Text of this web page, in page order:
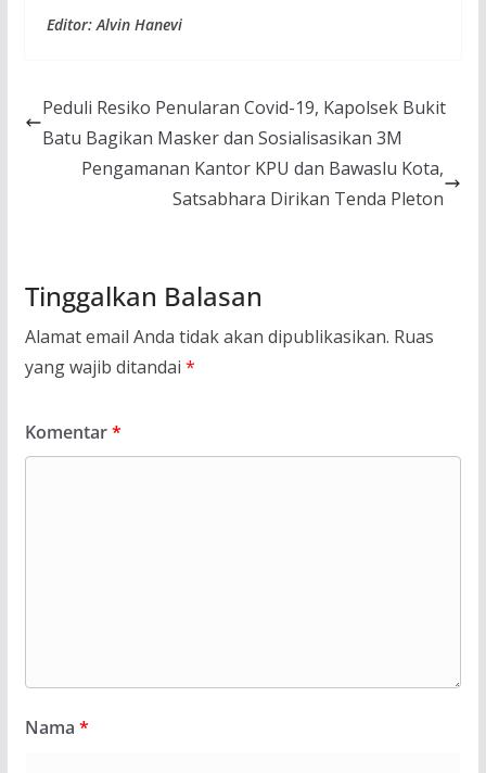
Editor: Alvin Hanevi
Peduli Resiko Penularan Covid-19, Kapolsek Bukit
Batu Bagikan Masker dan Sosialisasikan 3M
Pengamanan Kantor KPU dan Bawaslu Kota,
Satsabhara Dirikan Tenda Pleton
Tinggalkan Balasan
Alamat email Anda tidak akan dipublikasikan. Ruas
yang wajib ditandai *
Komentar*
Nama *